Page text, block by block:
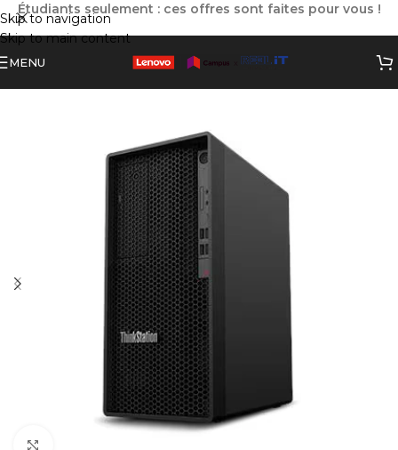
Skip to navigation
Skip to main content
Étudiants seulement : ces offres sont faites pour vous !
MENU